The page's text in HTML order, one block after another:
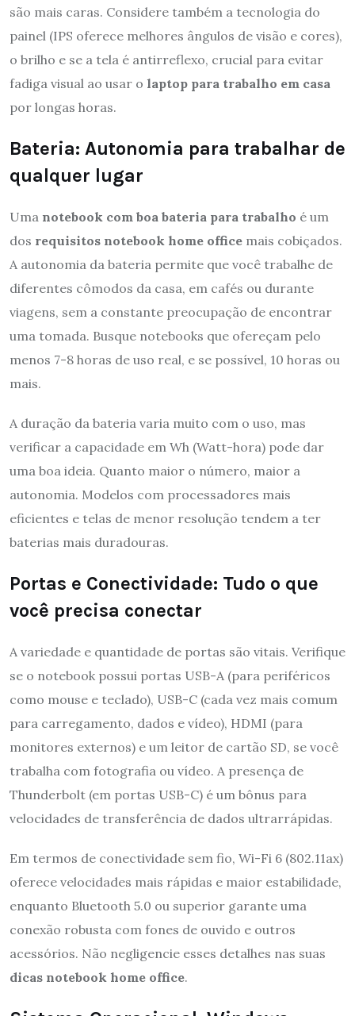
são mais caras. Considere também a tecnologia do
painel (IPS oferece melhores ângulos de visão e cores),
o brilho e se a tela é antirreflexo, crucial para evitar
fadiga visual ao usar o laptop para trabalho em casa
por longas horas.
Bateria: Autonomia para trabalhar de
qualquer lugar
Uma notebook com boa bateria para trabalho é um
dos requisitos notebook home office mais cobiçados.
A autonomia da bateria permite que você trabalhe de
diferentes cômodos da casa, em cafés ou durante
viagens, sem a constante preocupação de encontrar
uma tomada. Busque notebooks que ofereçam pelo
menos 7-8 horas de uso real, e se possível, 10 horas ou
mais.
A duração da bateria varia muito com o uso, mas
verificar a capacidade em Wh (Watt-hora) pode dar
uma boa ideia. Quanto maior o número, maior a
autonomia. Modelos com processadores mais
eficientes e telas de menor resolução tendem a ter
baterias mais duradouras.
Portas e Conectividade: Tudo o que
você precisa conectar
A variedade e quantidade de portas são vitais. Verifique
se o notebook possui portas USB-A (para periféricos
como mouse e teclado), USB-C (cada vez mais comum
para carregamento, dados e vídeo), HDMI (para
monitores externos) e um leitor de cartão SD, se você
trabalha com fotografia ou vídeo. A presença de
Thunderbolt (em portas USB-C) é um bônus para
velocidades de transferência de dados ultrarrápidas.
Em termos de conectividade sem fio, Wi-Fi 6 (802.11ax)
oferece velocidades mais rápidas e maior estabilidade,
enquanto Bluetooth 5.0 ou superior garante uma
conexão robusta com fones de ouvido e outros
acessórios. Não negligencie esses detalhes nas suas
dicas notebook home office.